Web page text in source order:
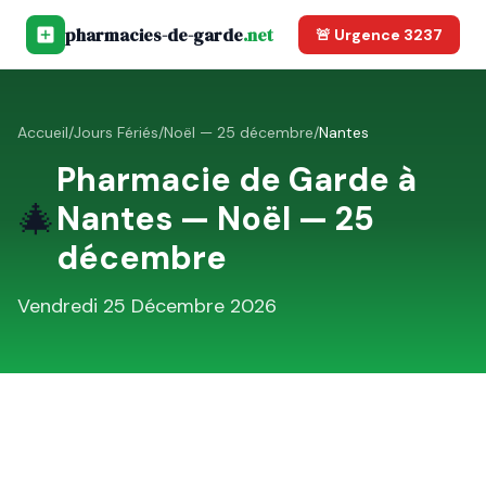
pharmacies-de-garde.net 🚨 Urgence 3237
Accueil/Jours Fériés/Noël — 25 décembre/Nantes
🎄
Pharmacie de Garde à
Nantes — Noël — 25
décembre
Vendredi 25 Décembre 2026